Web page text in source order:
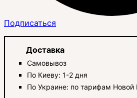
Подписаться
Доставка
Самовывоз
По Киеву: 1-2 дня
По Украине: по тарифам Новой